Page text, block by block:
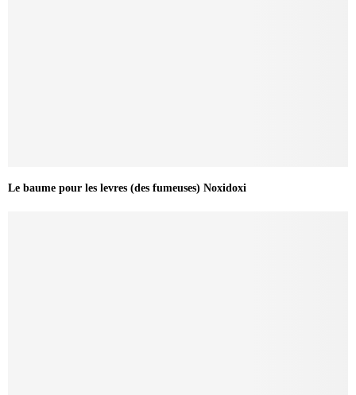
Le baume pour les levres (des fumeuses) Noxidoxi